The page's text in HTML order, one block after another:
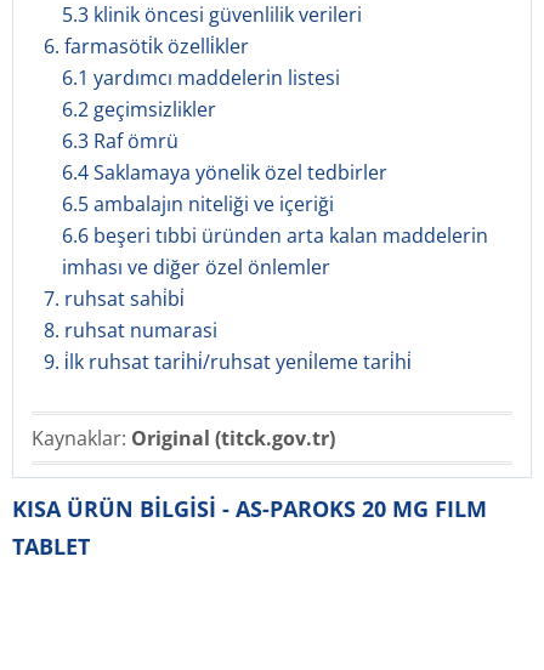
5.3 klinik öncesi güvenlilik verileri
6. farmasöti̇k özelli̇kler
6.1 yardımcı maddelerin listesi
6.2 geçimsizlikler
6.3 Raf ömrü
6.4 Saklamaya yönelik özel tedbirler
6.5 ambalajın niteliği ve içeriği
6.6 beşeri tıbbi üründen arta kalan maddelerin
imhası ve diğer özel önlemler
7. ruhsat sahi̇bi̇
8. ruhsat numarasi
9. i̇lk ruhsat tari̇hi̇/ruhsat yeni̇leme tari̇hi̇
Kaynaklar: Original (titck.gov.tr)
KISA ÜRÜN BİLGİSİ - AS-PAROKS 20 MG FILM
TABLET